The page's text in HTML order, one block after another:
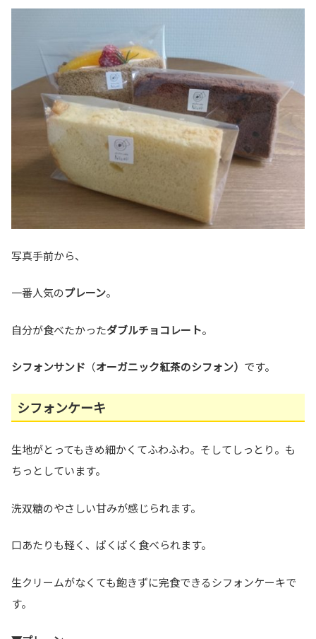
写真手前から、
一番人気のプレーン。
自分が食べたかったダブルチョコレート。
シフォンサンド （オーガニック紅茶のシフォン） です。
シフォンケーキ
生地がとってもきめ細かくてふわふわ。そしてしっとり。も
ちっとしています。
洗双糖のやさしい甘みが感じられます。
口あたりも軽く、ぱくぱく食べられます。
生クリームがなくても飽きずに完食できるシフォンケーキで
す。